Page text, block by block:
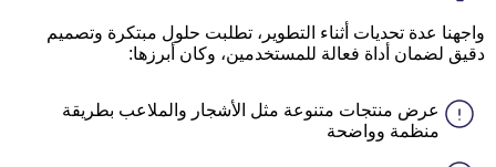
واجهنا عدة تحديات أثناء التطوير، تطلبت حلول مبتكرة وتصميم
دقيق لضمان أداة فعالة للمستخدمين، وكان أبرزها:
عرض منتجات متنوعة مثل الأشجار والملاعب بطريقة
منظمة وواضحة